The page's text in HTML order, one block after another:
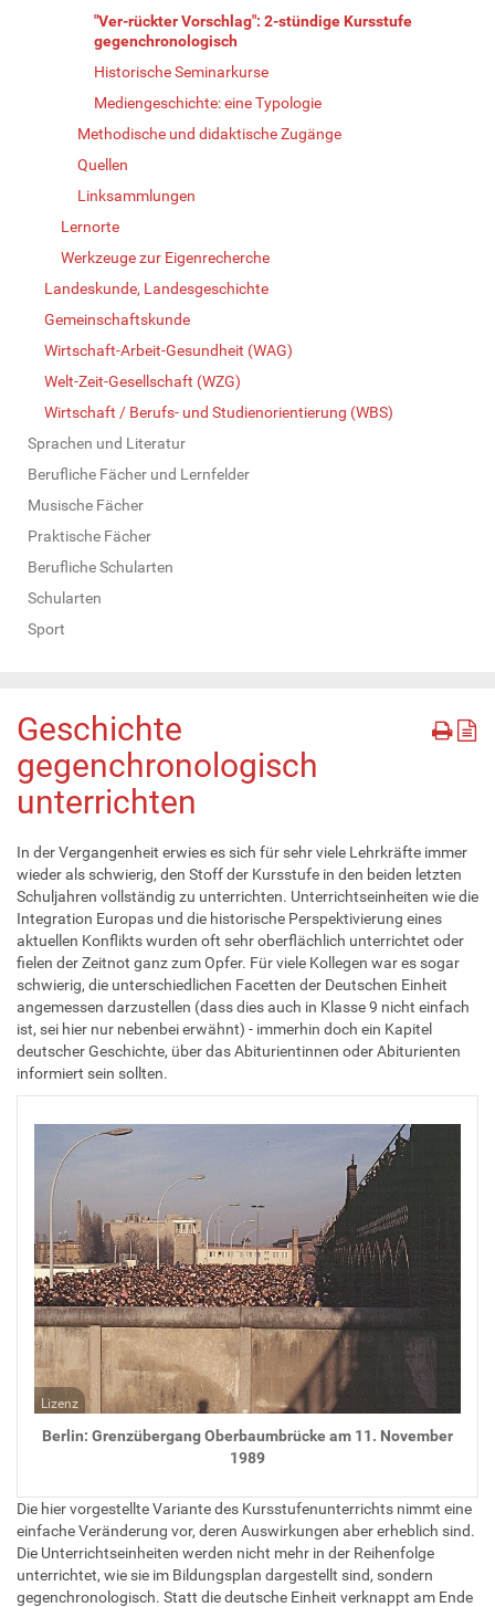
"Ver-rückter Vorschlag": 2-stündige Kursstufe
gegenchronologisch
Historische Seminarkurse
Mediengeschichte: eine Typologie
Methodische und didaktische Zugänge
Quellen
Linksammlungen
Lernorte
Werkzeuge zur Eigenrecherche
Landeskunde, Landesgeschichte
Gemeinschaftskunde
Wirtschaft-Arbeit-Gesundheit (WAG)
Welt-Zeit-Gesellschaft (WZG)
Wirtschaft / Berufs- und Studienorientierung (WBS)
Sprachen und Literatur
Berufliche Fächer und Lernfelder
Musische Fächer
Praktische Fächer
Berufliche Schularten
Schularten
Sport
Geschichte
gegenchronologisch
unterrichten
In der Vergangenheit erwies es sich für sehr viele Lehrkräfte immer
wieder als schwierig, den Stoff der Kursstufe in den beiden letzten
Schuljahren vollständig zu unterrichten. Unterrichtseinheiten wie die
Integration Europas und die historische Perspektivierung eines
aktuellen Konflikts wurden oft sehr oberflächlich unterrichtet oder
fielen der Zeitnot ganz zum Opfer. Für viele Kollegen war es sogar
schwierig, die unterschiedlichen Facetten der Deutschen Einheit
angemessen darzustellen (dass dies auch in Klasse 9 nicht einfach
ist, sei hier nur nebenbei erwähnt) - immerhin doch ein Kapitel
deutscher Geschichte, über das Abiturientinnen oder Abiturienten
informiert sein sollten.
Lizenz
Berlin: Grenzübergang Oberbaumbrücke am 11. November
1989
Die hier vorgestellte Variante des Kursstufenunterrichts nimmt eine
einfache Veränderung vor, deren Auswirkungen aber erheblich sind.
Die Unterrichtseinheiten werden nicht mehr in der Reihenfolge
unterrichtet, wie sie im Bildungsplan dargestellt sind, sondern
gegenchronologisch. Statt die deutsche Einheit verknappt am Ende